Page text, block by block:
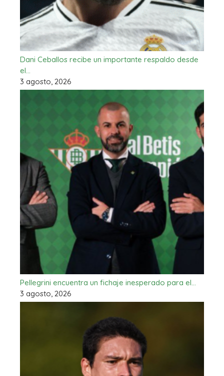
Dani Ceballos recibe un importante respaldo desde
el…
3 agosto, 2026
Pellegrini encuentra un fichaje inesperado para el…
3 agosto, 2026